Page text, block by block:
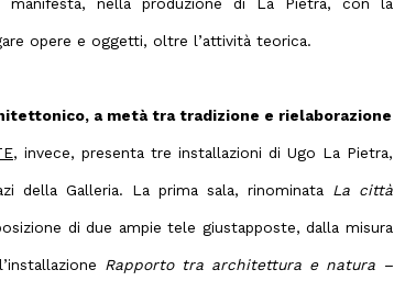
opere e oggetti, oltre l’attività teorica.
a metà tra tradizione e rielaborazione
, invece, presenta tre installazioni di Ugo La Pietra,
della Galleria. La prima sala, rinominata La città
di due ampie tele giustapposte, dalla misura
Rapporto tra architettura e natura –